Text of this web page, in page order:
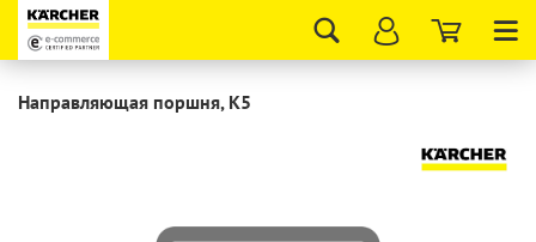
Направляющая поршня, K5